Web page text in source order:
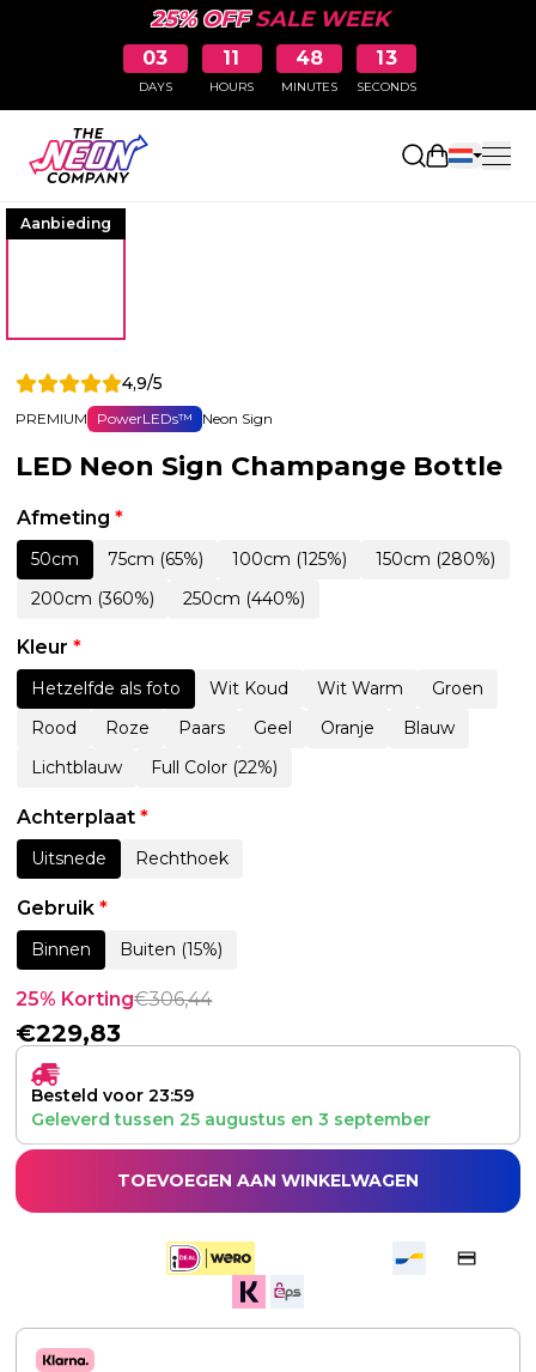
25% OFFSALE WEEK
03
DAYS
11
HOURS
48
MINUTES
13
SECONDS
Aanbieding
4,9/5
PREMIUM PowerLEDs™ Neon Sign
LED Neon Sign Champange Bottle
Afmeting *
50cm 75cm (65%) 100cm (125%)
150cm (280%)
200cm (360%)
250cm (440%)
Kleur *
Hetzelfde als foto Wit Koud Wit Warm
Groen
Rood
Roze Paars Geel Oranje
Blauw
Lichtblauw
Full Color (22%)
Achterplaat *
Uitsnede Rechthoek
Gebruik *
Binnen Buiten (15%)
25% Korting€306,44
€229,83
Besteld voor 23:59
Geleverd tussen 25 augustus en 3 september
TOEVOEGEN AAN WINKELWAGEN